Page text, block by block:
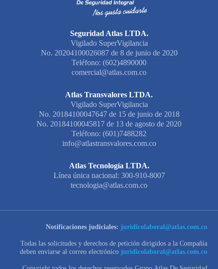
Seguridad Atlas LTDA.
Vigilado SuperVigilancia
No. 20204100026087 de 8 de junio de 2020
Teléfono: (602)4890000
comercial@atlas.com.co
Atlas Transvalores LTDA.
Vigilado SuperVigilancia
No. 20184100047647 de 15 de junio de 2018
No. 20184100045817 de 13 de agosto de 2020
Teléfono: (601)7488282
info@atlastransvalores.com.co
Atlas Tecnología LTDA.
Línea única nacional: 300-910-8007
tecnologia@atlas.com.co
Notificaciones judiciales: juridicolaboral@atlas.com.co
Todas las solicitudes y derechos de petición dirigidos a la Compañía
deben enviarse al correo electrónico juridicolaboral@atlas.com.co